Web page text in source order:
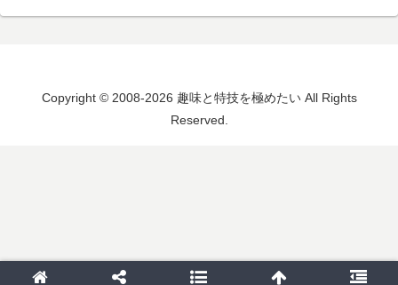
Copyright © 2008-2026 趣味と特技を極めたい All Rights
Reserved.